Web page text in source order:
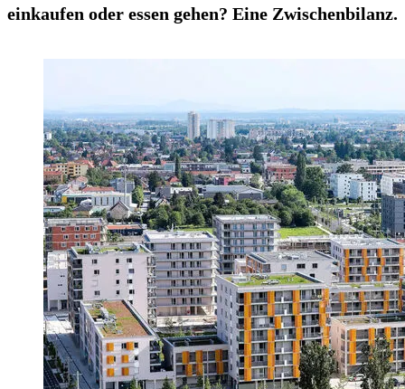
einkaufen oder essen gehen? Eine Zwischenbilanz.